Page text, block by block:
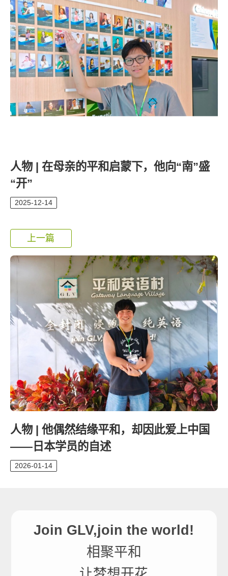
人物 | 在母亲的平和启蒙下，他向“南”盛
“开”
2025-12-14
上一篇
人物 | 他偶然结缘平和，却因此爱上中国
——日本学员的自述
2026-01-14
Join GLV,join the world!
相聚平和